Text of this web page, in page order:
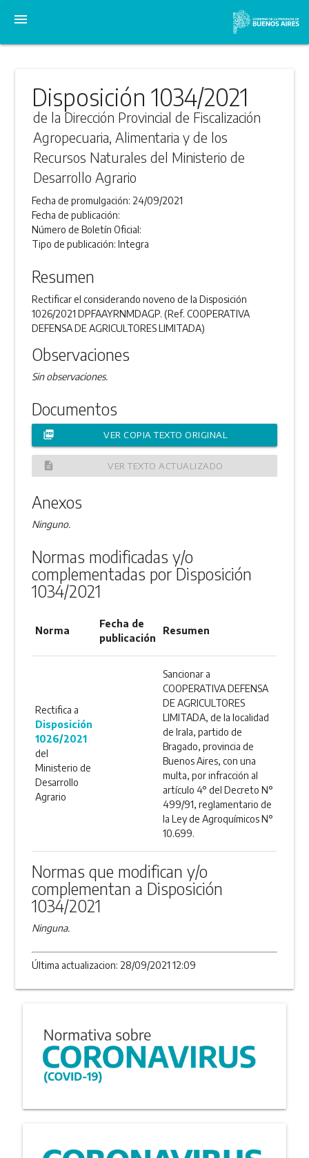
menu
Disposición 1034/2021
de la Dirección Provincial de Fiscalización
Agropecuaria, Alimentaria y de los
Recursos Naturales del Ministerio de
Desarrollo Agrario
Fecha de promulgación: 24/09/2021
Fecha de publicación:
Número de Boletín Oficial:
Tipo de publicación:Integra
Resumen
Rectificar el considerando noveno de la Disposición
1026/2021 DPFAAYRNMDAGP. (Ref. COOPERATIVA
DEFENSA DE AGRICULTORES LIMITADA)
Observaciones
Sin observaciones.
Documentos
picture_as_pdf VER COPIA TEXTO ORIGINAL
description VER TEXTO ACTUALIZADO
Anexos
Ninguno.
Normas modificadas y/o
complementadas por Disposición
1034/2021
Norma
Fecha de
publicación
Resumen
Rectifica a
Disposición
1026/2021
del
Ministerio de
Desarrollo
Agrario
Sancionar a
COOPERATIVA DEFENSA
DE AGRICULTORES
LIMITADA, de la localidad
de Irala, partido de
Bragado, provincia de
Buenos Aires, con una
multa, por infracción al
artículo 4° del Decreto N°
499/91, reglamentario de
la Ley de Agroquímicos N°
10.699.
Normas que modifican y/o
complementan a Disposición
1034/2021
Ninguna.
Última actualizacion: 28/09/2021 12:09